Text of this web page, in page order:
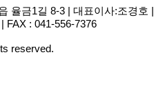
율금1길 8-3 | 대표이사:조경호
FAX : 041-556-7376
reserved.